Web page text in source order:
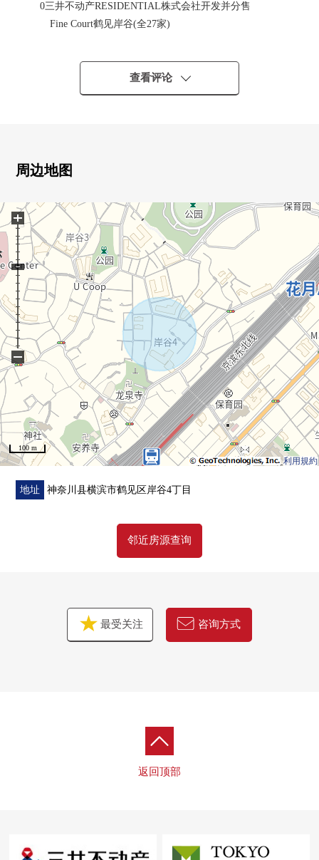
0三井不动产RESIDENTIAL株式会社开发并分售
Fine Court鹤见岸谷(全27家)
前面道路用互锁式握杆铺设是幅员5.5m
0到鹤见花月园公园步行6分钟(约480m)
草坪的东西有喇叭或者滑梯、泰山绳索等的玩具
■ 设备・设计
0 厨房兼餐室把解放感提高到的天花板高度约3m
0 第三版采光的客厅
0 三个西式房间是两面派采光
0 东南一侧西式房间是STEP层
0 南向曝光面屋顶阳台
0 2套畳下边收纳，厨房地板下边收纳2套
0 在主卧室宽大的步入式衣帽间
0 能收藏季节用品
Season库存(小房间背后收纳)
0 地板暖气(客厅)
0 洗碗机
0 浴室换气干燥机
0 Low-E复数层在断热、遮熱之前的玻璃
查看评论
周边地图
利用規約
100 m
+
−
地址 神奈川县横滨市鹤见区岸谷4丁目
邻近房源查询
最受关注 咨询方式
返回顶部